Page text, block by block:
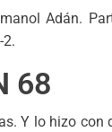
Adán.
68
Y lo hizo con